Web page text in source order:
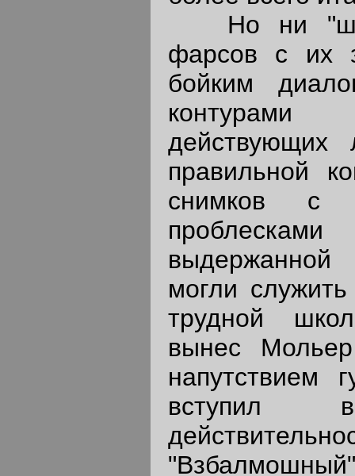
Но ни
фарсов с их
бойким
правильной
снимков с
выдержанной
могли
трудной
вынес
напутствием